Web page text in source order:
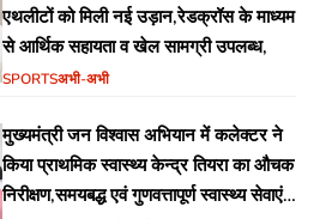
एथलीटों को मिली नई उड़ान,रेडक्रॉस के माध्यम
से आर्थिक सहायता व खेल सामग्री उपलब्ध,
SPORTSअभी-अभी
मुख्यमंत्री जन विश्वास अभियान में कलेक्टर ने
किया प्राथमिक स्वास्थ्य केन्द्र तियरा का औचक
निरीक्षण,समयबद्ध एवं गुणवत्तापूर्ण स्वास्थ्य सेवाएं